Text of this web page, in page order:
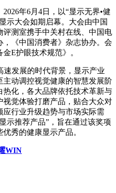
年6月4日，以“显示无界•健
示大会如期启幕。大会由中国
测室携手中关村在线、中国电
《中国消费者》杂志协办。会
E护眼技术规范》。
发展的时代背景，显示产业
动调控视觉健康的智慧发展阶
化，各大品牌依托技术革新与
觉体验打磨产品，贴合大众对
行业升级趋势与市场实际需
示推荐产品”，旨在通过该奖项
秀的健康显示产品。
WIN